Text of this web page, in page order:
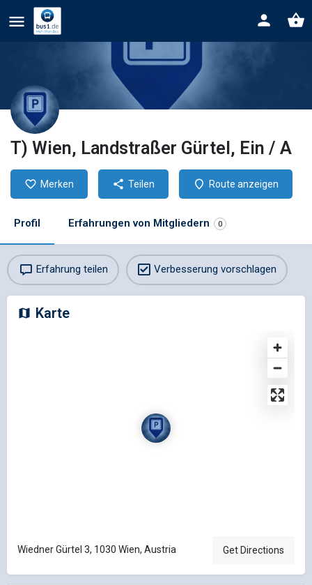
T) Wien, Landstraßer Gürtel, Ein / A
Merken Teilen Route anzeigen
Profil Erfahrungen von Mitgliedern 0
Erfahrung teilen Verbesserung vorschlagen
Karte
Wiedner Gürtel 3, 1030 Wien, Austria Get Directions